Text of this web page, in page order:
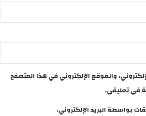
والموقع الإلكتروني في هذا المتصفح
في تعليقي.
بواسطة البريد الإلكتروني.